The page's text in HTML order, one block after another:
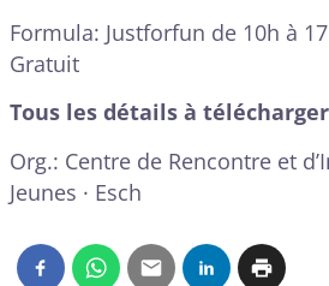
Formula: Justforfun de 10h à
Gratuit
Tous les détails à
Org.: Centre de Rencontre et
Jeunes · Esch